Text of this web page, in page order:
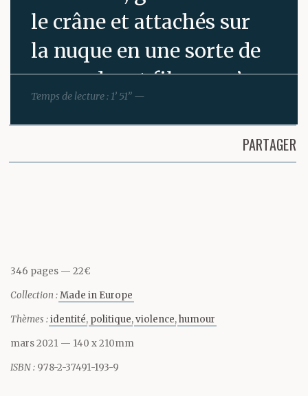
le crâne et attachés sur
la nuque en une sorte de
queue de rat filasse, n’a
pu, malgré des années
d’expérience au contact
de la clientèle, masquer
s’en formalise plus
depuis longtemps. Voire
s’en amuse et en joue.
Temps de lecture : 1’ 51” —
PARTAGER
346 pages 22€
Collection :Made in Europe
Thèmes :identité politique violence humour
mars 2021 — 140 x 210mm
ISBN : 978-2-37491-193-9